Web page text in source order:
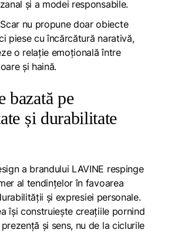
și a modei responsabile.
nu propune doar obiecte
piese cu încărcătură narativă,
o relație emoțională între
și haină.
bazată pe
și durabilitate
a brandului LAVINE respinge
al tendințelor în favoarea
și expresiei personale.
își construiește creațiile pornind
și sens, nu de la ciclurile